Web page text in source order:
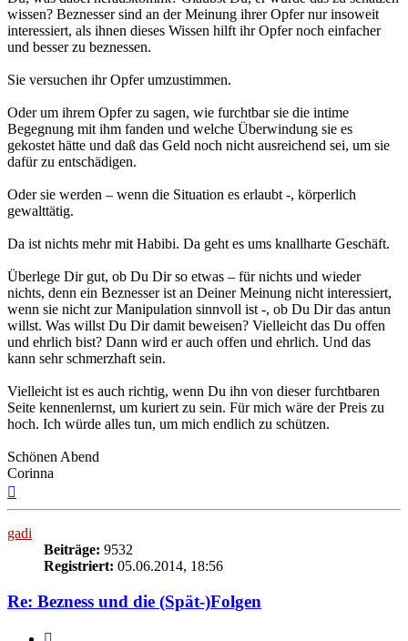
wissen? Beznesser sind an der Meinung ihrer Opfer nur insoweit
interessiert, als ihnen dieses Wissen hilft ihr Opfer noch einfacher
und besser zu beznessen.
Sie versuchen ihr Opfer umzustimmen.
Oder um ihrem Opfer zu sagen, wie furchtbar sie die intime
Begegnung mit ihm fanden und welche Überwindung sie es
gekostet hätte und daß das Geld noch nicht ausreichend sei, um sie
dafür zu entschädigen.
Oder sie werden – wenn die Situation es erlaubt -, körperlich
gewalttätig.
Da ist nichts mehr mit Habibi. Da geht es ums knallharte Geschäft.
Überlege Dir gut, ob Du Dir so etwas – für nichts und wieder
nichts, denn ein Beznesser ist an Deiner Meinung nicht interessiert,
wenn sie nicht zur Manipulation sinnvoll ist -, ob Du Dir das antun
willst. Was willst Du Dir damit beweisen? Vielleicht das Du offen
und ehrlich bist? Dann wird er auch offen und ehrlich. Und das
kann sehr schmerzhaft sein.
Vielleicht ist es auch richtig, wenn Du ihn von dieser furchtbaren
Seite kennenlernst, um kuriert zu sein. Für mich wäre der Preis zu
hoch. Ich würde alles tun, um mich endlich zu schützen.
Schönen Abend
Corinna
gadi
Beiträge: 9532
Registriert: 05.06.2014, 18:56
Re: Bezness und die (Spät-)Folgen